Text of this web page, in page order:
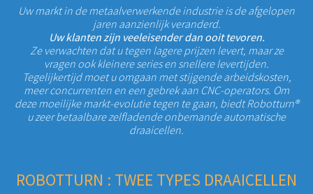
Uw markt in de metaalverwerkende industrie is de afgelopen
jaren aanzienlijk veranderd.
Uw klanten zijn veeleisender dan ooit tevoren.
Ze verwachten dat u tegen lagere prijzen levert, maar ze
vragen ook kleinere series en snellere levertijden.
Tegelijkertijd moet u omgaan met stijgende arbeidskosten,
meer concurrenten en een gebrek aan CNC-operators. Om
deze moeilijke markt-evolutie tegen te gaan, biedt Robotturn®
u zeer betaalbare zelfladende onbemande automatische
draaicellen.
ROBOTTURN : TWEE TYPES DRAAICELLEN